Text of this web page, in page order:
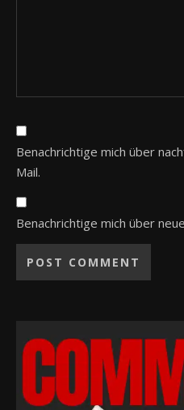
Benachrichtige mich über
Mail.
Benachrichtige mich über